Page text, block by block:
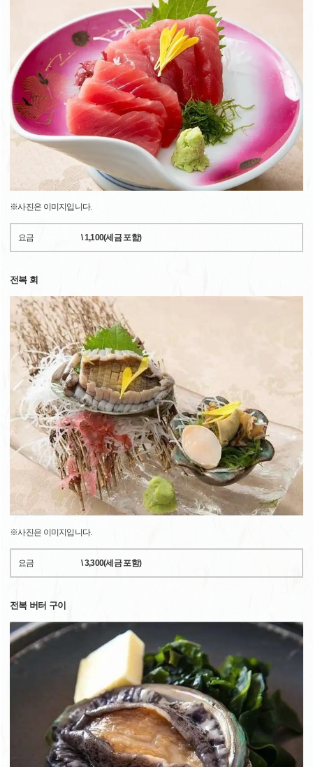
※사진은 이미지입니다.
요금 \ 1,100(세금 포함)
전복 회
※사진은 이미지입니다.
요금 \ 3,300(세금 포함)
전복 버터 구이